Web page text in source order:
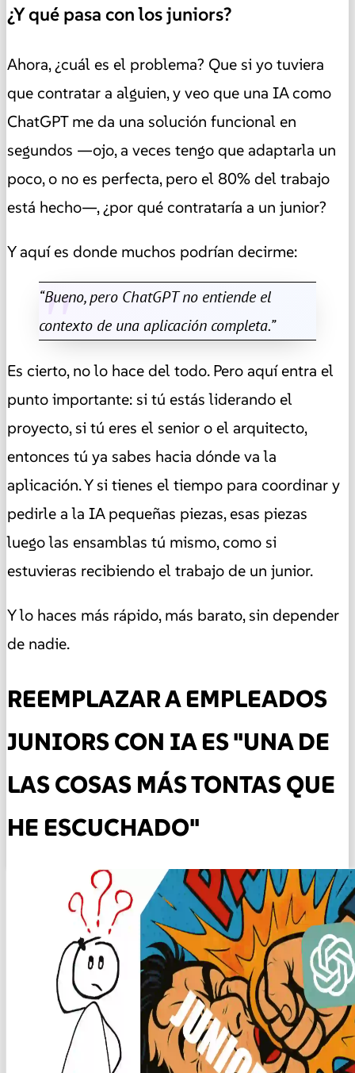
¿Y qué pasa con los juniors?
Ahora, ¿cuál es el problema? Que si yo tuviera
que contratar a alguien, y veo que una IA como
ChatGPT me da una solución funcional en
segundos —ojo, a veces tengo que adaptarla un
poco, o no es perfecta, pero el 80% del trabajo
está hecho—, ¿por qué contrataría a un junior?
Y aquí es donde muchos podrían decirme:
“Bueno, pero ChatGPT no entiende el
contexto de una aplicación completa.”
Es cierto, no lo hace del todo. Pero aquí entra el
punto importante: si tú estás liderando el
proyecto, si tú eres el senior o el arquitecto,
entonces tú ya sabes hacia dónde va la
aplicación. Y si tienes el tiempo para coordinar y
pedirle a la IA pequeñas piezas, esas piezas
luego las ensamblas tú mismo, como si
estuvieras recibiendo el trabajo de un junior.
Y lo haces más rápido, más barato, sin depender
de nadie.
REEMPLAZAR A EMPLEADOS
JUNIORS CON IA ES "UNA DE
LAS COSAS MÁS TONTAS QUE
HE ESCUCHADO"